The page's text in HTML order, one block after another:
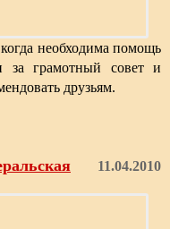
необходима помощь
за грамотный совет и
друзьям.
11.04.2010